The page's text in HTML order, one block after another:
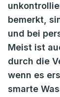
bemerkt,
und bei
Meist ist
durch die
wenn es
smarte